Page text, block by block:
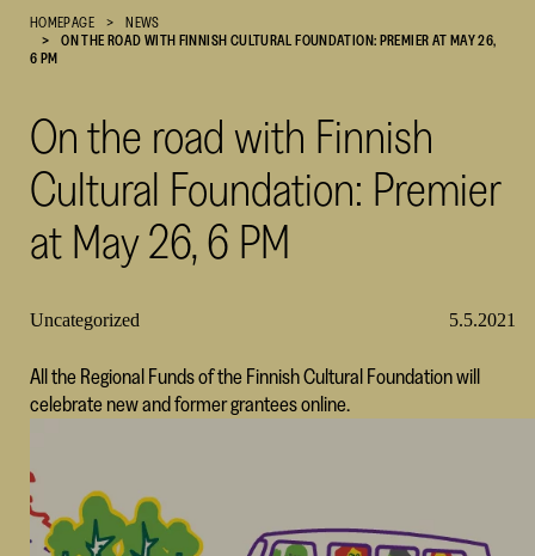
Cultural
Foundation
HOMEPAGE
NEWS
ON THE ROAD WITH FINNISH CULTURAL FOUNDATION: PREMIER AT MAY 26,
6 PM
On the road with Finnish
Cultural Foundation: Premier
at May 26, 6 PM
Uncategorized 5.5.2021
All the Regional Funds of the Finnish Cultural Foundation will
celebrate new and former grantees online.